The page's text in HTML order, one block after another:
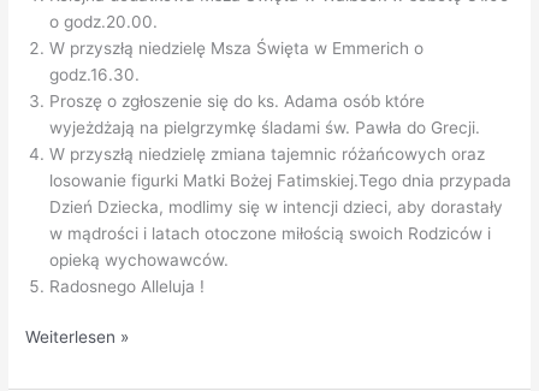
o godz.20.00.
W przyszłą niedzielę Msza Święta w Emmerich o
godz.16.30.
Proszę o zgłoszenie się do ks. Adama osób które
wyjeżdżają na pielgrzymkę śladami św. Pawła do Grecji.
W przyszłą niedzielę zmiana tajemnic różańcowych oraz
losowanie figurki Matki Bożej Fatimskiej.Tego dnia przypada
Dzień Dziecka, modlimy się w intencji dzieci, aby dorastały
w mądrości i latach otoczone miłością swoich Rodziców i
opieką wychowawców.
Radosnego Alleluja !
Ogłoszenia
Weiterlesen »